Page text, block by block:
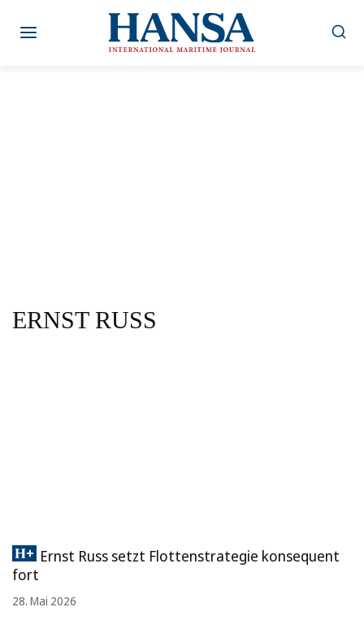
Inhalt
ERNST RUSS
Ernst Russ setzt Flottenstrategie konsequent
fort
28. Mai 2026